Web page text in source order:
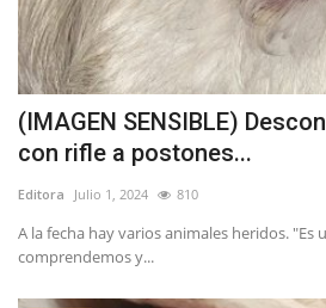
Deporte
Política
Espectáculos
(IMAGEN SENSIBLE)
con rifle a postones...
Editora Julio 1, 2024 810
A la fecha hay varios animales heridos. "Es
comprendemos y...